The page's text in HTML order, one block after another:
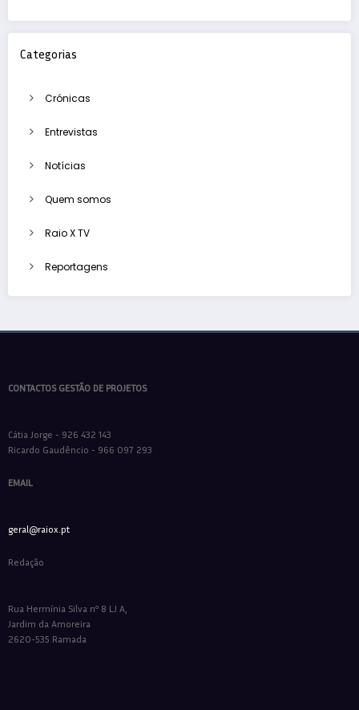
Categorias
Crónicas
Entrevistas
Notícias
Quem somos
Raio X TV
Reportagens
CONTACTOS GESTÃO DE PROJETOS
Cátia Jorge - 926 432 143
Ricardo Gaudêncio - 966 097 293
EMAIL
geral@raiox.pt
Redação
Rua Hermínia Silva nº 8 LJ A,
Jardim da Amoreira
2620-535 Ramada